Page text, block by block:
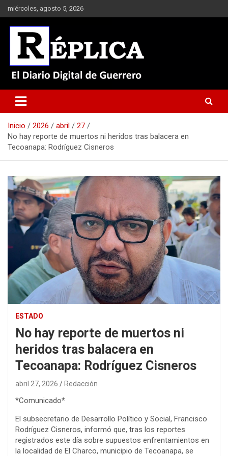
Saltar
al
contenido
miércoles, agosto 5, 2026
Réplica
Inicio 2026 abril
27
No hay reporte de muertos ni heridos tras balacera en
Tecoanapa: Rodríguez Cisneros
ESTADO
No hay reporte de muertos ni
heridos tras balacera en
Tecoanapa: Rodríguez Cisneros
abril 27, 2026 Redacción
*Comunicado*
El subsecretario de Desarrollo Político y Social, Francisco
Rodríguez Cisneros, informó que, tras los reportes
registrados este día sobre supuestos enfrentamientos en
la localidad de El Charco, municipio de Tecoanapa, se